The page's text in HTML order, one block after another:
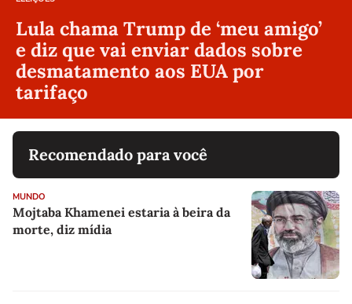
Lula chama Trump de ‘meu amigo’
e diz que vai enviar dados sobre
desmatamento aos EUA por
tarifaço
Recomendado para você
MUNDO
Mojtaba Khamenei estaria à beira da
morte, diz mídia